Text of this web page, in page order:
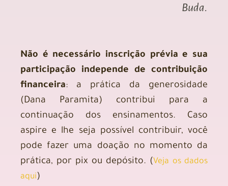
Buda.
Não é necessário inscrição prévia e sua
participação independe de contribuição
financeira: a prática da generosidade
(Dana Paramita) contribui para a
continuação dos ensinamentos. Caso
aspire e lhe seja possível contribuir, você
pode fazer uma doação no momento da
prática, por pix ou depósito. (Veja os dados
aqui)